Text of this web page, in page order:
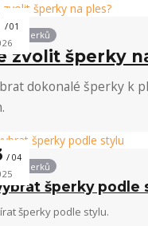
01
šperků
zvolit šperky
dokonalé šperky k
04
šperků
šperky podle
šperky podle stylu.